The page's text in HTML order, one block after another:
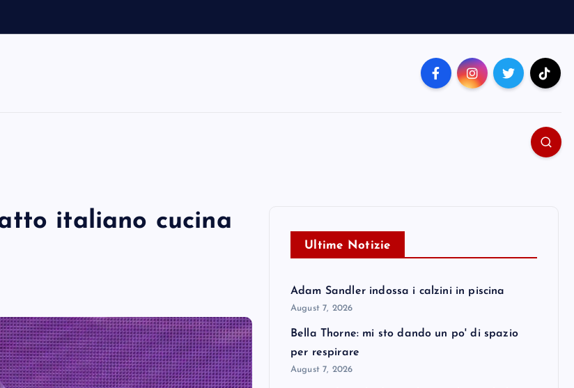
italiano cucina
Ultime Notizie
Adam Sandler indossa i calzini in piscina
August 7, 2026
Bella Thorne: mi sto dando un po' di spazio
per respirare
August 7, 2026